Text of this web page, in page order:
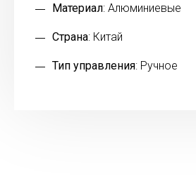
Материал: Алюминиевые
Страна: Китай
Тип управления: Ручное